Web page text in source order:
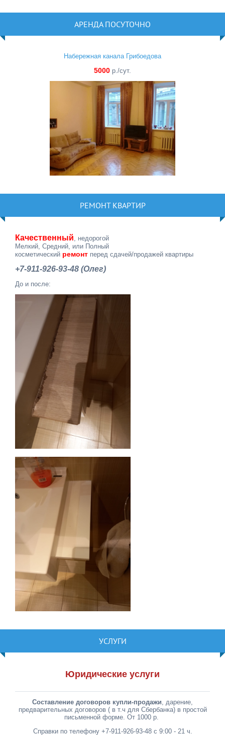
АРЕНДА ПОСУТОЧНО
Набережная канала Грибоедова
5000 р./сут.
РЕМОНТ КВАРТИР
Качественный , недорогой
Мелкий, Средний, или Полный
косметический ремонт перед сдачей/продажей квартиры
+7-911-926-93-48 (Олег)
До и после:
УСЛУГИ
Юридические услуги
Составление договоров купли-продажи , дарение,
предварительных договоров ( в т.ч для Сбербанка) в простой
письменной форме. От 1000 р.
Справки по телефону +7-911-926-93-48 с 9:00 - 21 ч.